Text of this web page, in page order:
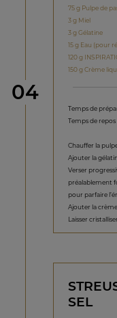
étape
04
75 g Pulpe de
3 g Miel
3 g Gélatine
15 g Eau (pour
120 g
150 g Crème
Temps de
Temps de
Chauffer la
Ajouter la
Verser
préalablement
pour parfaire
Ajouter la
Laisser
SEL